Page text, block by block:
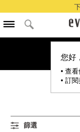
您好
• 查
• 訂
篩選